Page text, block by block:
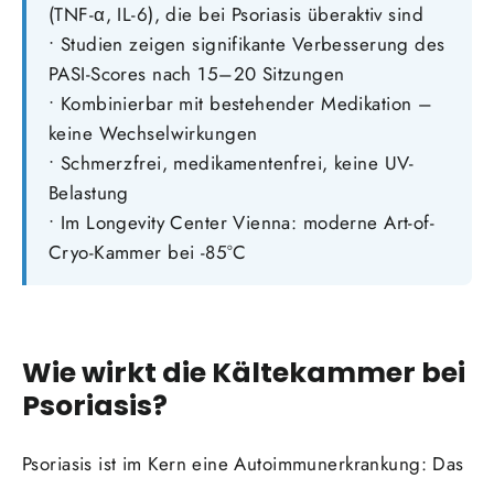
(TNF-α, IL-6), die bei Psoriasis überaktiv sind
• Studien zeigen signifikante Verbesserung des
PASI-Scores nach 15–20 Sitzungen
• Kombinierbar mit bestehender Medikation –
keine Wechselwirkungen
• Schmerzfrei, medikamentenfrei, keine UV-
Belastung
• Im Longevity Center Vienna: moderne Art-of-
Cryo-Kammer bei -85°C
Wie wirkt die Kältekammer bei
Psoriasis?
Psoriasis ist im Kern eine Autoimmunerkrankung: Das